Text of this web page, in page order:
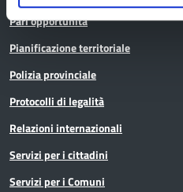
Pari opportunità
Pianificazione territoriale
Polizia provinciale
Protocolli di legalità
Relazioni internazionali
Servizi per i cittadini
Servizi per i Comuni